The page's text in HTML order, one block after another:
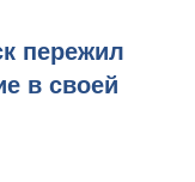
пережил
в своей